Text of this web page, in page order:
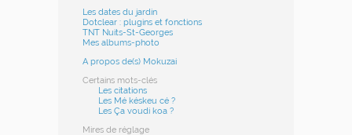
Les dates du jardin
Dotclear : plugins et fonctions
TNT Nuits-St-Georges
Mes albums-photo
A propos de(s) Mokuzai
Certains mots-clés
Les citations
Les Mé késkeu cé ?
Les Ça voudi koa ?
Mires de réglage